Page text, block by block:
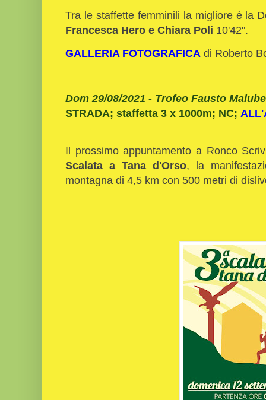
Tra le staffette femminili la migliore è la
Francesca Hero e Chiara Poli 10'42".
GALLERIA FOTOGRAFICA di Roberto
Dom 29/08/2021 - Trofeo Fausto
STRADA; staffetta 3 x 1000m; NC;
Il prossimo appuntamento a Ronco
Scalata a Tana d'Orso, la
montagna di 4,5 km con 500 metri di